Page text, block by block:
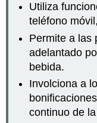
Utiliza
teléfono
Permite a las
adelantado
bebida.
Involciona a
continuo de